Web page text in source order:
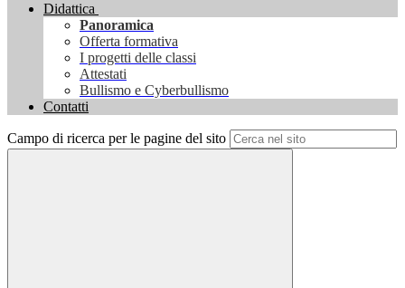
Didattica
Panoramica
Offerta formativa
I progetti delle classi
Attestati
Bullismo e Cyberbullismo
Contatti
Campo di ricerca per le pagine del sito